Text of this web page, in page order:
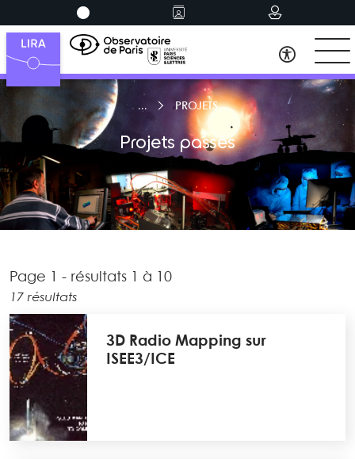
PROJETS
Projets passés
Page 1 - résultats 1 à 10
17 résultats
3D Radio Mapping sur
ISEE3/ICE